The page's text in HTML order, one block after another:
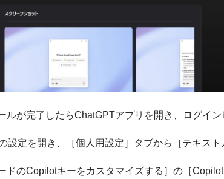
ルが完了したらChatGPTアプリを開き、ログイン
設定を開き、［個人用設定］タブから［テキス
ドのCopilotキーをカスタマイズする］の［